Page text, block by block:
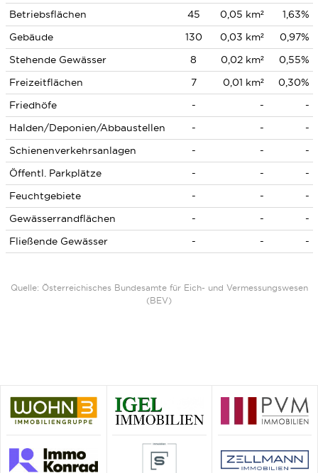
Betriebsflächen 45 0,05 km²
1,63%
Gebäude
130 0,03 km²
0,97%
Stehende Gewässer
8 0,02 km²
0,55%
Freizeitflächen
7 0,01 km²
0,30%
Friedhöfe
- -
-
Halden/Deponien/Abbaustellen
- -
-
Schienenverkehrsanlagen
- -
-
Öffentl. Parkplätze
- -
-
Feuchtgebiete
- -
-
Gewässerrandflächen
- -
-
Fließende Gewässer
- - -
Quelle: Österreichisches Bundesamte für Eich- und Vermessungswesen
(BEV)